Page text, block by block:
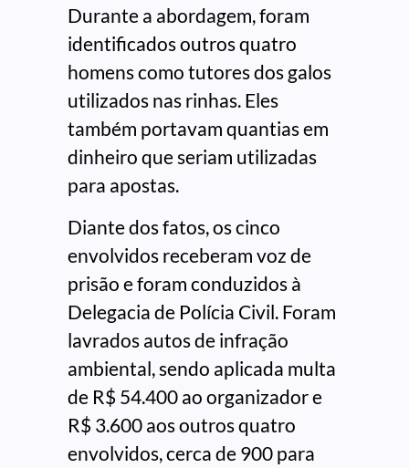
Durante a abordagem, foram
identificados outros quatro
homens como tutores dos galos
utilizados nas rinhas. Eles
também portavam quantias em
dinheiro que seriam utilizadas
para apostas.
Diante dos fatos, os cinco
envolvidos receberam voz de
prisão e foram conduzidos à
Delegacia de Polícia Civil. Foram
lavrados autos de infração
ambiental, sendo aplicada multa
de R$ 54.400 ao organizador e
R$ 3.600 aos outros quatro
envolvidos, cerca de 900 para